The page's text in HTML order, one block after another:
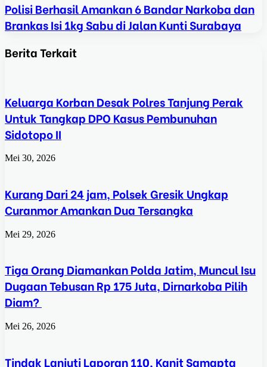
Polisi Berhasil Amankan 6 Bandar Narkoba dan
Brankas Isi 1kg Sabu di Jalan Kunti Surabaya
Berita Terkait
Keluarga Korban Desak Polres Tanjung Perak
Untuk Tangkap DPO Kasus Pembunuhan
Sidotopo II
Mei 30, 2026
Kurang Dari 24 jam, Polsek Gresik Ungkap
Curanmor Amankan Dua Tersangka
Mei 29, 2026
Tiga Orang Diamankan Polda Jatim, Muncul Isu
Dugaan Tebusan Rp 175 Juta, Dirnarkoba Pilih
Diam?
Mei 26, 2026
Tindak Lanjuti Laporan 110, Kanit Samapta